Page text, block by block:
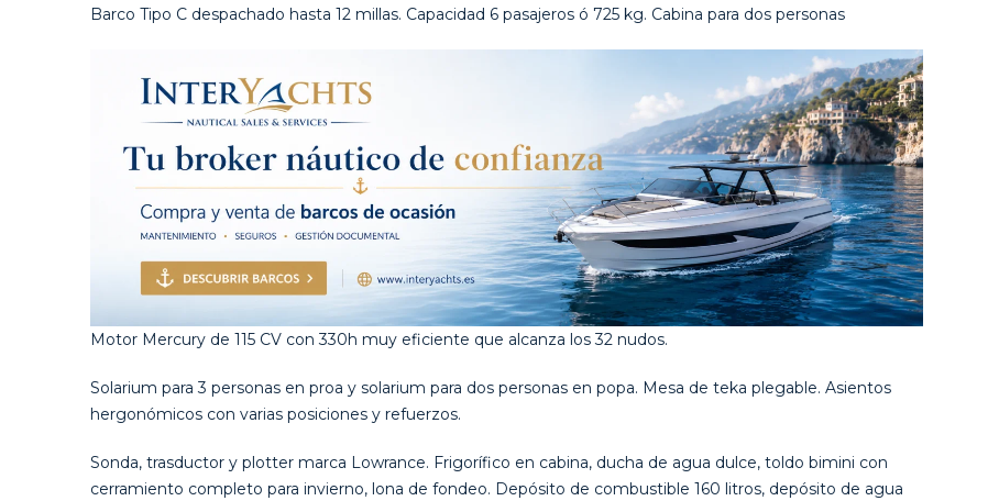
Barco Tipo C despachado hasta 12 millas. Capacidad 6 pasajeros ó 725 kg. Cabina para dos personas
Motor Mercury de 115 CV con 330h muy eficiente que alcanza los 32 nudos.
Solarium para 3 personas en proa y solarium para dos personas en popa. Mesa de teka plegable. Asientos
hergonómicos con varias posiciones y refuerzos.
Sonda, trasductor y plotter marca Lowrance. Frigorífico en cabina, ducha de agua dulce, toldo bimini con
cerramiento completo para invierno, lona de fondeo. Depósito de combustible 160 litros, depósito de agua